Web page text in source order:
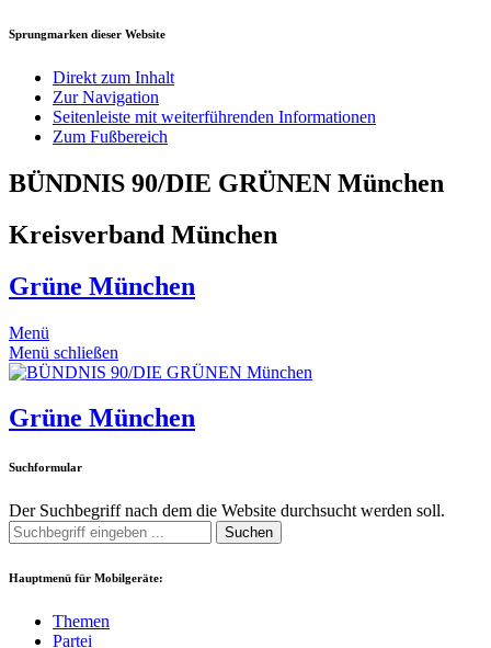
Sprungmarken dieser Website
Direkt zum Inhalt
Zur Navigation
Seitenleiste mit weiterführenden Informationen
Zum Fußbereich
BÜNDNIS 90/DIE GRÜNEN München
Kreisverband München
Grüne München
Menü
Menü schließen
Grüne München
Suchformular
Der Suchbegriff nach dem die Website durchsucht werden soll.
Suchen
Hauptmenü für Mobilgeräte:
Themen
Partei